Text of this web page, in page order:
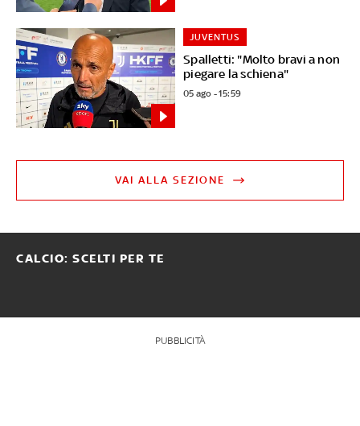
Spalletti: "Molto bravi a non
piegare la schiena"
JUVENTUS
05 ago - 15:59
VAI ALLA SEZIONE
CALCIO: SCELTI PER TE
PUBBLICITÀ